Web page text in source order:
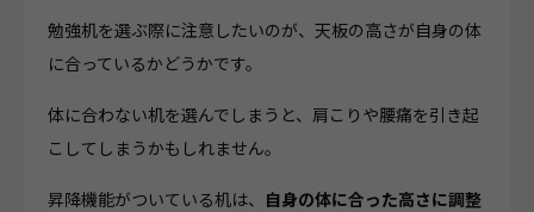
勉強机を選ぶ際に注意したいのが、天板の高さが自身の体
に合っているかどうかです。
体に合わない机を選んでしまうと、肩こりや腰痛を引き起
こしてしまうかもしれません。
昇降機能がついている机は、 自身の体に合った高さに調整